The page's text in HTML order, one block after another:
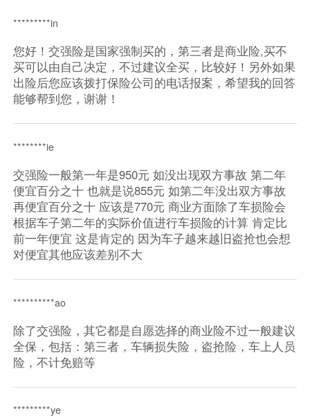
*********in
您好！交强险是国家强制买的，第三者是商业险,买不
买可以由自己决定，不过建议全买，比较好！另外如果
出险后您应该拨打保险公司的电话报案，希望我的回答
能够帮到您，谢谢！
********ie
交强险一般第一年是950元 如没出现双方事故 第二年
便宜百分之十 也就是说855元 如第二年没出双方事故
再便宜百分之十 应该是770元 商业方面除了车损险会
根据车子第二年的实际价值进行车损险的计算 肯定比
前一年便宜 这是肯定的 因为车子越来越旧盗抢也会想
对便宜其他应该差别不大
**********ao
除了交强险，其它都是自愿选择的商业险不过一般建议
全保，包括：第三者，车辆损失险，盗抢险，车上人员
险，不计免赔等
*********ye